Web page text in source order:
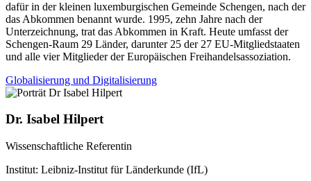
dafür in der kleinen luxemburgischen Gemeinde Schengen, nach der
das Abkommen benannt wurde. 1995, zehn Jahre nach der
Unterzeichnung, trat das Abkommen in Kraft. Heute umfasst der
Schengen-Raum 29 Länder, darunter 25 der 27 EU-Mitgliedstaaten
und alle vier Mitglieder der Europäischen Freihandelsassoziation.
Globalisierung und Digitalisierung
Dr. Isabel Hilpert
Wissenschaftliche Referentin
Institut: Leibniz-Institut für Länderkunde (IfL)